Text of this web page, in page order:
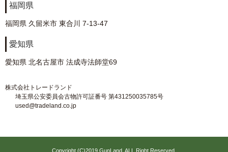
福岡県
福岡県 久留米市 東合川 7-13-47
愛知県
愛知県 北名古屋市 法成寺法師堂69
株式会社トレードランド
埼玉県公安委員会古物許可証番号 第431250035785号
used@tradeland.co.jp
Copyright (C)2019 GunLand. ALL Right Reserved.